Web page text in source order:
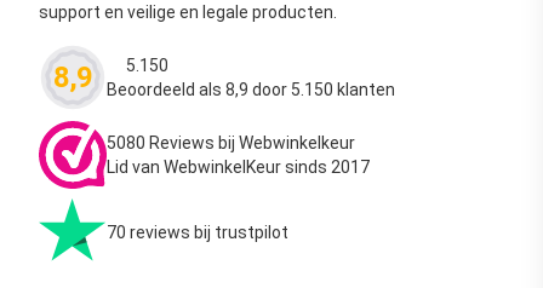
support en veilige en legale producten.
8,9 Waardering
5.150
Beoordeeld als 8,9 door 5.150 klanten
5080 Reviews bij Webwinkelkeur
Lid van WebwinkelKeur sinds 2017
70 reviews bij trustpilot